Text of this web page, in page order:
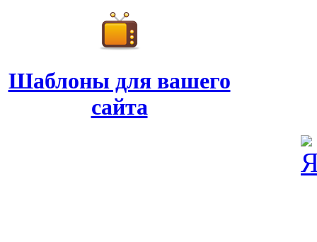
Шаблоны для вашего
сайта